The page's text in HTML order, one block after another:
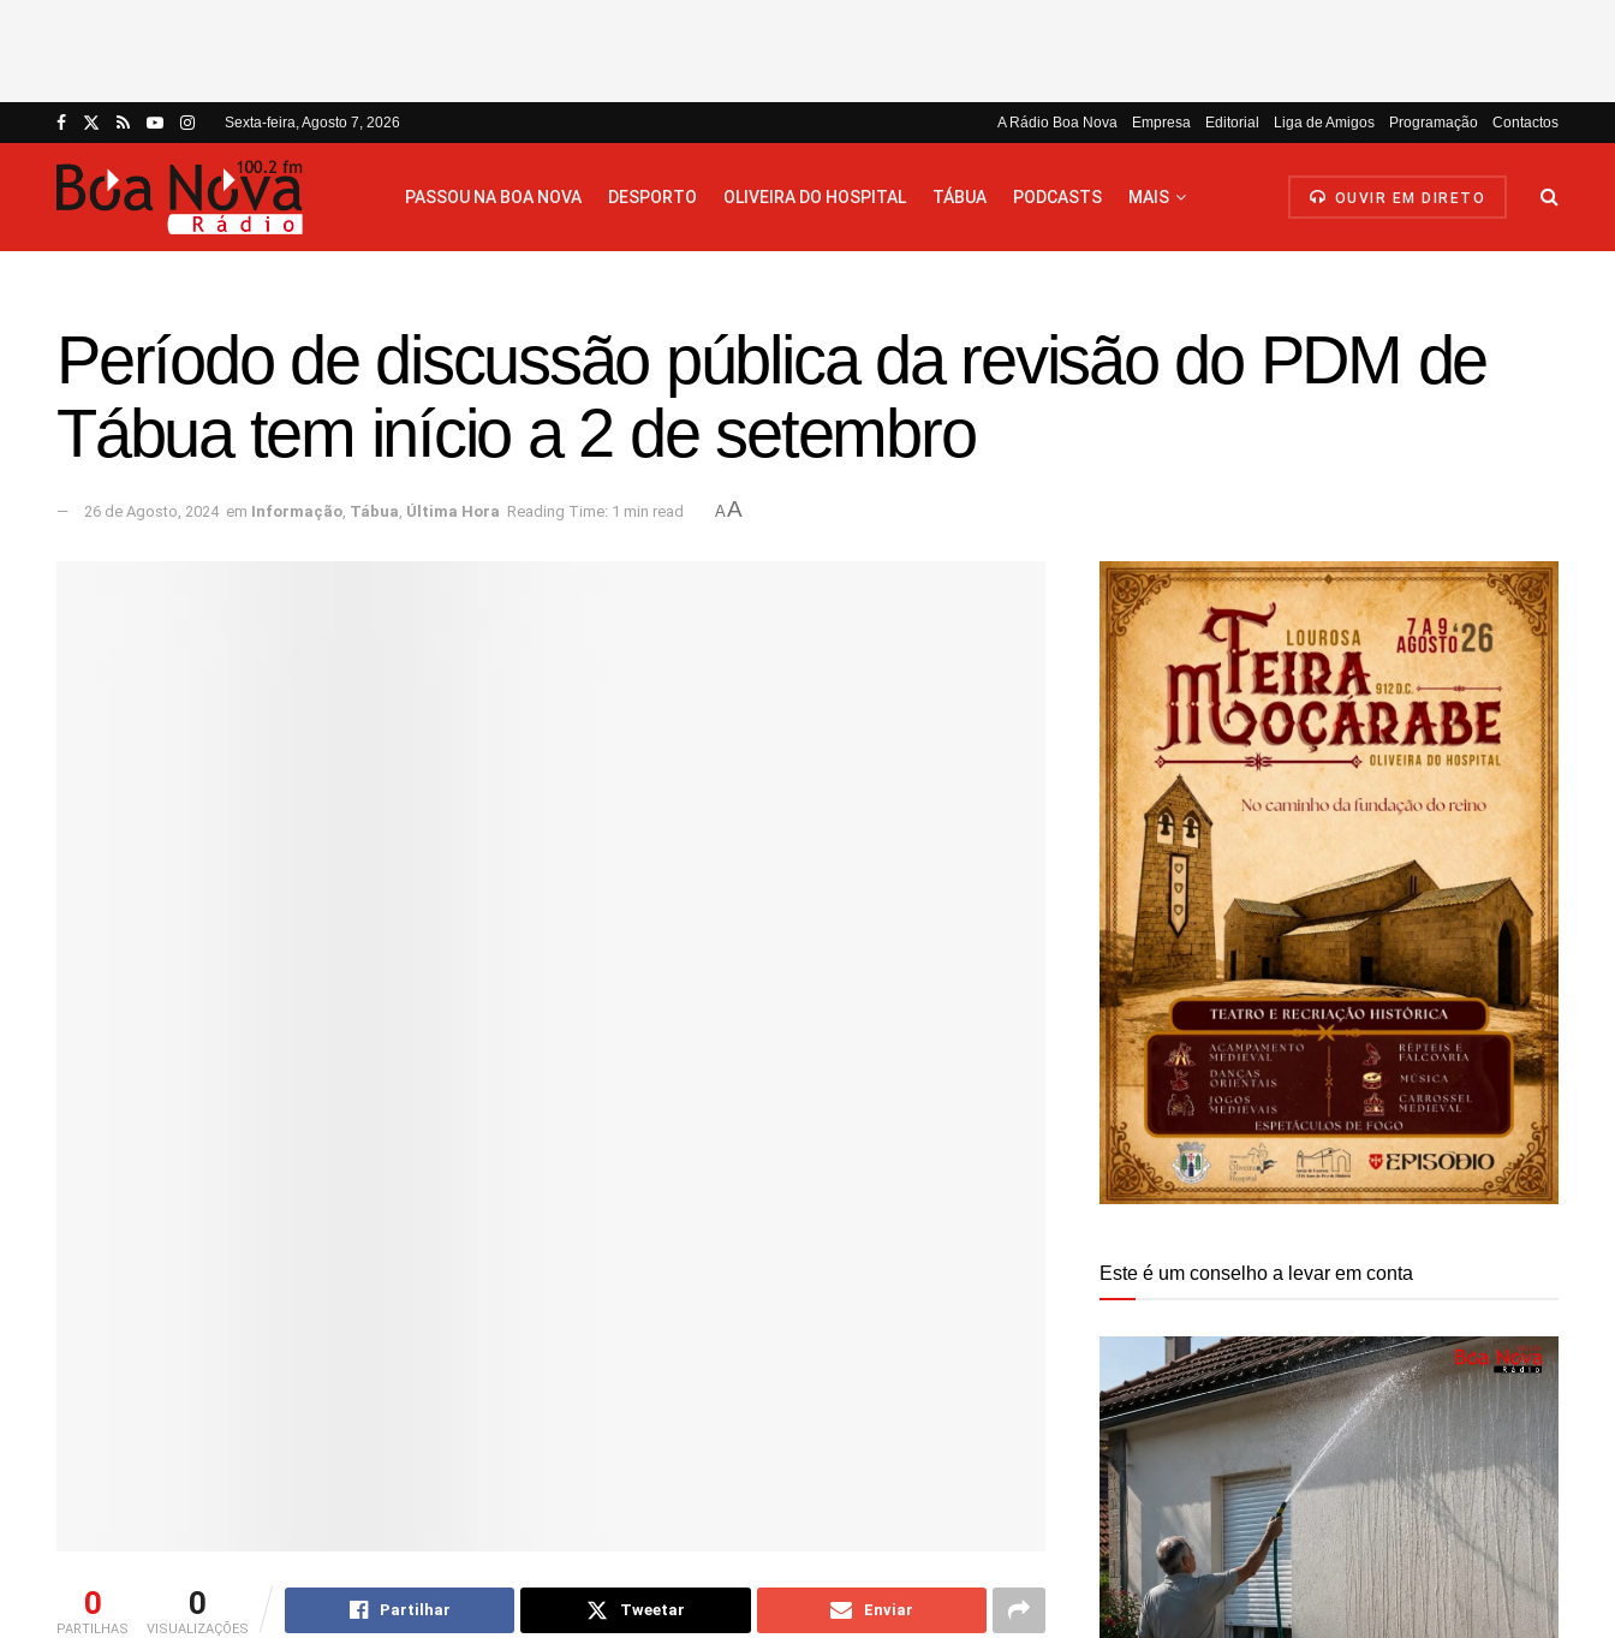
Sexta-feira, Agosto 7, 2026 A Rádio Boa Nova Empresa Editorial Liga de Amigos Programação Contactos
PASSOU NA BOA NOVA DESPORTO OLIVEIRA DO HOSPITAL TÁBUA PODCASTS MAIS OUVIR EM DIRETO
Período de discussão pública da revisão do PDM de
Tábua tem início a 2 de setembro
26 de Agosto, 2024 em Informação, Tábua, Última Hora Reading Time: 1 min read AA
0
PARTILHAS
0
VISUALIZAÇÕES
Partilhar Tweetar Enviar
Este é um conselho a levar em conta